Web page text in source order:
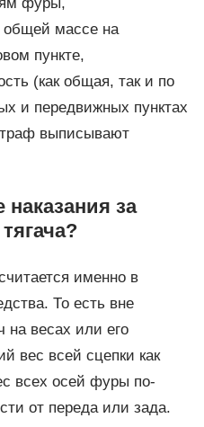
общей массе на
пункте,
(как общая, так и по
и передвижных пунктах
выписывают
за
именно в
То есть вне
на весах или его
вес всей сцепки как
всех осей фуры по-
от переда или зада.